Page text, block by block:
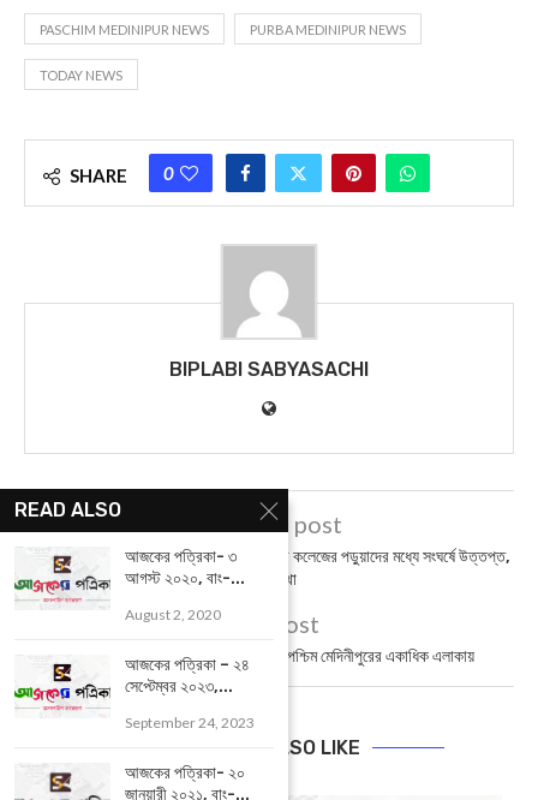
PASCHIM MEDINIPUR NEWS PURBA MEDINIPUR NEWS
TODAY NEWS
SHARE 0
BIPLABI SABYASACHI
previous post
Paschim Medinipur : বেলদা ও খড়্গপুর কলেজের পড়ুয়াদের মধ্যে সংঘর্ষে উত্তপ্ত,
ফাটল মাথা
next post
Rain : ভ্যাপসা গরমের পর স্বস্তির বৃষ্টি পশ্চিম মেদিনীপুরের একাধিক এলাকায়
YOU MAY ALSO LIKE
READ ALSO
আজকের পত্রিকা- ৩
আগস্ট ২০২০, বাং-...
August 2, 2020
আজকের পত্রিকা – ২৪
সেপ্টেম্বর ২০২৩,...
September 24, 2023
আজকের পত্রিকা- ২০
জানুয়ারী ২০২১, বাং-...